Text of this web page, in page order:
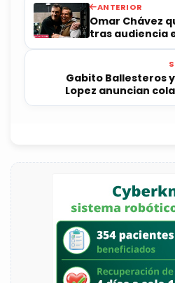
ANTERIOR
Omar Chávez
tras audiencia
Gabito Ballesteros
Lopez anuncian